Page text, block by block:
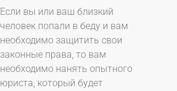
Если вы или ваш близкий
человек попали в беду и вам
необходимо защитить свои
законные права, то вам
необходимо нанять опытного
юриста, который будет